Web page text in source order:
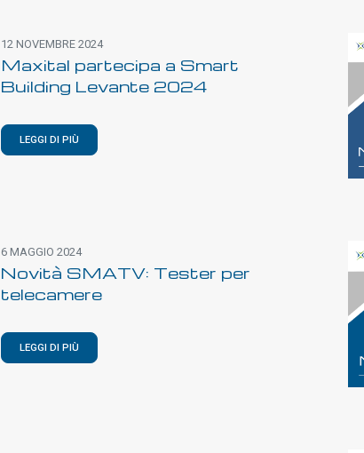
12 NOVEMBRE 2024
Maxital partecipa a Smart
Building Levante 2024
LEGGI DI PIÙ
6 MAGGIO 2024
Novità SMATV: Tester per
telecamere
LEGGI DI PIÙ